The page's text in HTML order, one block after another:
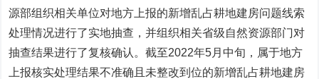
源部组织相关单位对地方上报的新增乱占耕地建房问题线索
处理情况进行了实地抽查，并组织相关省级自然资源部门对
抽查结果进行了复核确认。截至2022年5月中旬，属于地方
上报核实处理结果不准确且未整改到位的新增乱占耕地建房